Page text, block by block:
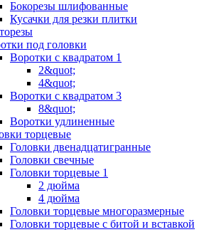
Бокорезы шлифованные
Кусачки для резки плитки
под головки
Воротки с квадратом 1
2&quot;
4&quot;
Воротки с квадратом 3
8&quot;
Воротки удлиненные
торцевые
Головки двенадцатигранные
Головки свечные
Головки торцевые 1
2 дюйма
4 дюйма
Головки торцевые многоразмерные
Головки торцевые с битой и вставкой